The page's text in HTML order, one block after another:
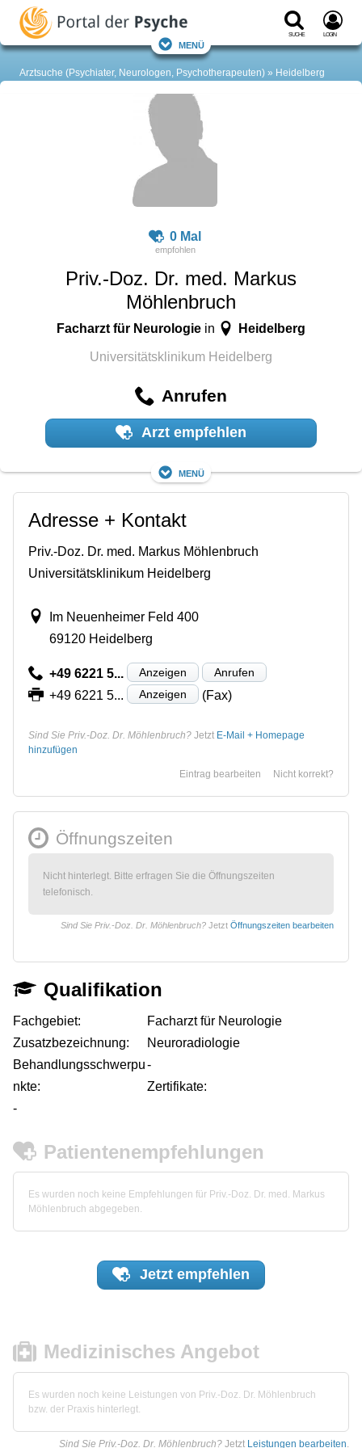
Suche Login
Menü
Arztsuche (Psychiater, Neurologen, Psychotherapeuten) Heidelberg
0 Mal
Priv.-Doz. Dr. med. Markus
Möhlenbruch
Facharzt für Neurologiein Heidelberg
Universitätsklinikum Heidelberg
Anrufen
Arzt empfehlen
Menü
Adresse + Kontakt
Priv.-Doz. Dr. med. Markus Möhlenbruch
Universitätsklinikum Heidelberg
Im Neuenheimer Feld 400
69120 Heidelberg
+49 6221 5... Anzeigen Anrufen
+49 6221 5... Anzeigen (Fax)
Sind Sie Priv.-Doz. Dr. Möhlenbruch? Jetzt E-Mail + Homepage
hinzufügen
Nicht korrekt?
Eintrag bearbeiten
Öffnungszeiten
Nicht hinterlegt. Bitte erfragen Sie die Öffnungszeiten
telefonisch.
Sind Sie Priv.-Doz. Dr. Möhlenbruch? Jetzt Öffnungszeiten bearbeiten
Qualifikation
Fachgebiet:
Facharzt für Neurologie
Zusatzbezeichnung:
Neuroradiologie
Behandlungsschwerpu
nkte:
-
Zertifikate:
-
Patientenempfehlungen
Es wurden noch keine Empfehlungen für Priv.-Doz. Dr. med. Markus
Möhlenbruch abgegeben.
Jetzt empfehlen
Medizinisches Angebot
Es wurden noch keine Leistungen von Priv.-Doz. Dr. Möhlenbruch
bzw. der Praxis hinterlegt.
Sind Sie Priv.-Doz. Dr. Möhlenbruch? Jetzt Leistungen bearbeiten.